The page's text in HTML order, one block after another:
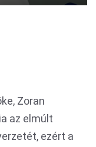
Zoran
az elmúlt
ezért a